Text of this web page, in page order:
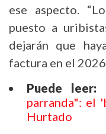
ese aspecto.
puesto a
dejarán que
factura en el
Puede leer:
parranda": el
Hurtado